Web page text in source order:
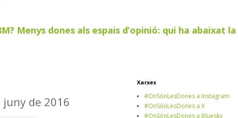
Menys dones als espais d’opinió: qui ha abaixat la
juny de 2016
Xarxes
#OnSónLesDones a Instagram
#OnSónLesDones a X
#OnSónLesDones a Bluesky